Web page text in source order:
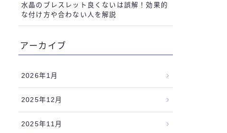
水晶のブレスレット良くないは誤解！効果的
な付け方や合わない人を解説
アーカイブ
2026年1月
2025年12月
2025年11月